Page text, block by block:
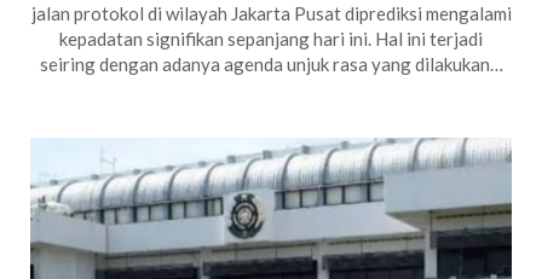
jalan protokol di wilayah Jakarta Pusat diprediksi mengalami
kepadatan signifikan sepanjang hari ini. Hal ini terjadi
seiring dengan adanya agenda unjuk rasa yang dilakukan…